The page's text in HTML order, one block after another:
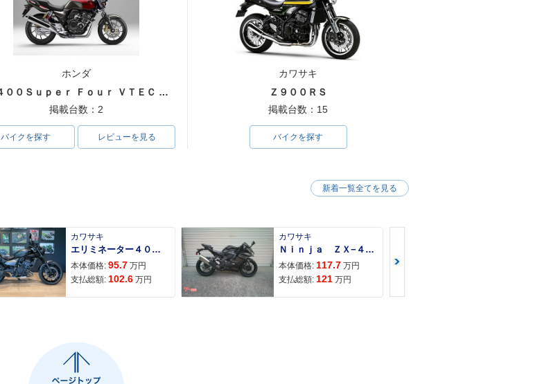
ホンダ
ＣＢ４００Ｓｕｐｅｒ Ｆｏｕｒ ＶＴＥＣ ＳＰＥＣ３
掲載台数：2
バイクを探す レビューを見る
カワサキ
Ｚ９００ＲＳ
掲載台数：15
バイクを探す
カワサキ
エリミネーター４００ＳＥ
本体価格: 95.7 万円
支払総額: 102.6 万円
カワサキ
Ｎｉｎｊａ ＺＸ−４Ｒ ＳＥ
本体価格: 117.7 万円
支払総額: 121 万円
新着一覧全てを見る